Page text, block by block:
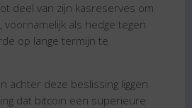
deel van zijn kasreserves om
als hedge tegen
op lange termijn te
achter deze beslissing liggen
dat bitcoin een superieure